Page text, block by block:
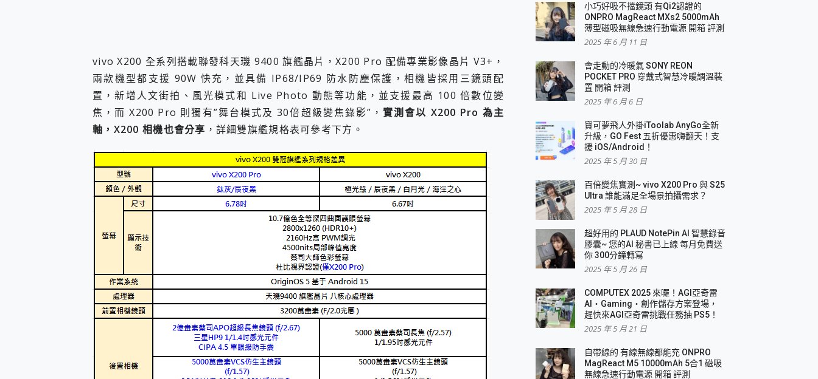
vivo X200 全系列搭載聯發科天璣 9400 旗艦晶片，X200 Pro 配備專業影像晶片 V3+，
兩款機型都支援 90W 快充，並具備 IP68/IP69 防水防塵保護，相機皆採用三鏡頭配
置，新增人文街拍、風光模式和 Live Photo 動態等功能，並支援最高 100 倍數位變
焦，而 X200 Pro 則獨有”舞台模式及 30倍超級變焦錄影”，實測會以 X200 Pro 為主
軸，X200 相機也會分享 ，詳細雙旗艦規格表可參考下方。
小巧好吸不擋鏡頭 有Qi2認證的
ONPRO MagReact MXs2 5000mAh
薄型磁吸無線急速行動電源 開箱 評測
2025 年 6 月 11 日
會走動的冷暖氣 SONY REON
POCKET PRO 穿戴式智慧冷暖調溫裝
置 開箱 評測
2025 年 6 月 6 日
寶可夢飛人外掛iToolab AnyGo全新
升級，GO Fest 五折優惠嗨翻天！支
援 iOS/Android！
2025 年 5 月 30 日
百倍變焦實測~ vivo X200 Pro 與 S25
Ultra 誰能滿足全場景拍攝需求？
2025 年 5 月 28 日
超好用的 PLAUD NotePin AI 智慧錄音
膠囊~ 您的AI 秘書已上線 每月免費送
你 300分鐘轉寫
2025 年 5 月 26 日
COMPUTEX 2025 來囉！AGI亞奇雷
AI・Gaming・創作儲存方案登場，
趕快來AGI亞奇雷挑戰任務抽 PS5！
2025 年 5 月 21 日
自帶線的 有線無線都能充 ONPRO
MagReact M5 10000mAh 5合1 磁吸
無線急速行動電源 開箱 評測